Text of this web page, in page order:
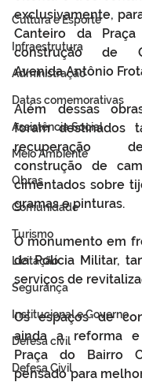
Cultura e Esporte
Infraestrutura
Administração
Datas comemorativas
Assistência Social
Meio Ambiente
Obras
Comunidade
Turismo
Licitação
Segurança
Institucional e Governo
Defesa cívil
Defesa Civil
exclusivamente,
Canteiro da
construção de
Avenida Antônio
Além dessas
foram destinados
recuperação
construção de
cimentados sobre
gramas e pinturas.
O monumento em
da Polícia Militar,
serviços de
Os espaços de
ainda a reforma
Praça do Bairro
pensado para